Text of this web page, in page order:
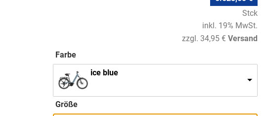
Stck
inkl. 19% MwSt.
zzgl. 34,95 € Versand
Farbe
ice blue
Größe